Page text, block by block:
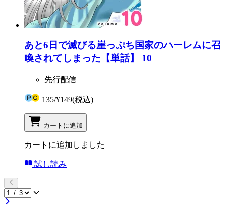
あと6日で滅びる崖っぷち国家のハーレムに召
喚されてしまった【単話】 10
先行配信
135/¥149(税込)
カートに追加
カートに追加しました
試し読み